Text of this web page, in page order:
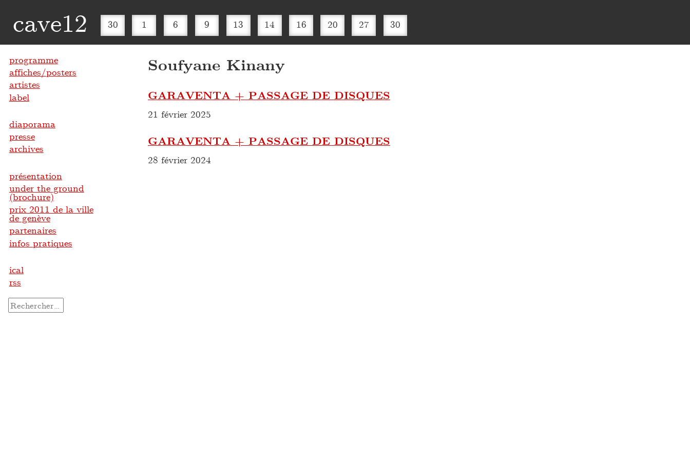
cave12 30 1 6 9 13 14 16 20 27 30
Soufyane Kinany
GARAVENTA + PASSAGE DE DISQUES
21 février 2025
GARAVENTA + PASSAGE DE DISQUES
28 février 2024
programme
affiches/posters
artistes
label
diaporama
presse
archives
présentation
under the ground
(brochure)
prix 2011 de la ville
de genève
partenaires
infos pratiques
ical
rss
Rechercher :